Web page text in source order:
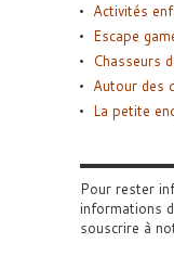
Activités
Escape
Chasseurs
Autour des
La petite
Pour rester
informations
souscrire à